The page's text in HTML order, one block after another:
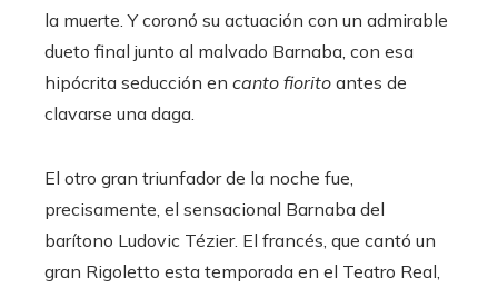
la muerte. Y coronó su actuación con un admirable
dueto final junto al malvado Barnaba, con esa
hipócrita seducción en canto fiorito antes de
clavarse una daga.
El otro gran triunfador de la noche fue,
precisamente, el sensacional Barnaba del
barítono Ludovic Tézier. El francés, que cantó un
gran Rigoletto esta temporada en el Teatro Real,